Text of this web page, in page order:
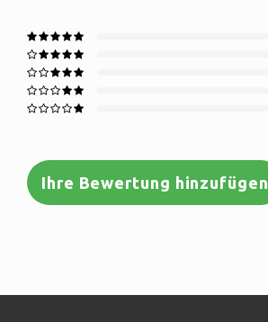
Ihre Bewertung hinzufügen